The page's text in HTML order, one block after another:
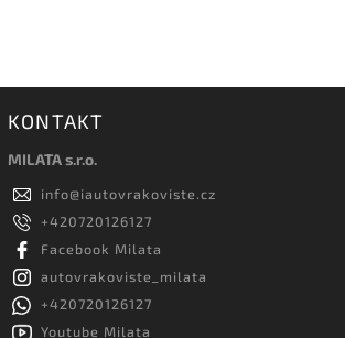
KONTAKT
MILATA s.r.o.
info@iautovrakoviste.cz
+420720126127
Facebook Milata
autovrakoviste_milata
+420720126127
Youtube Milata